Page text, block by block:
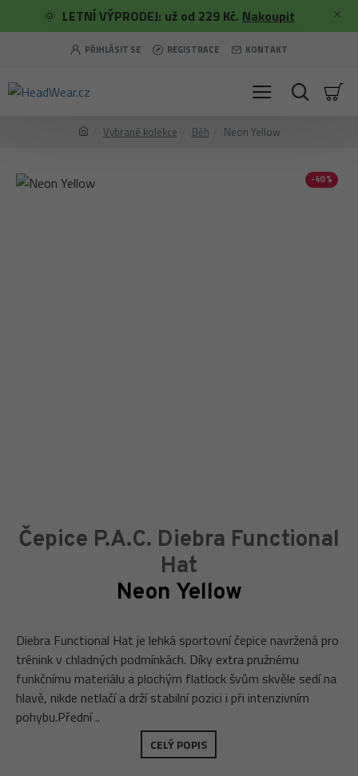
🌞 LETNÍ VÝPRODEJ: už od 229 Kč. Nakoupit
PŘIHLÁSIT SE REGISTRACE KONTAKT
Vybrané kolekce Běh Neon Yellow
-40 %
Čepice P.A.C. Diebra Functional
Hat
Neon Yellow
Diebra Functional Hat je lehká sportovní čepice navržená pro
trénink v chladných podmínkách. Díky extra pružnému
funkčnímu materiálu a plochým flatlock švům skvěle sedí na
hlavě, nikde netlačí a drží stabilní pozici i při intenzivním
pohybu.Přední ..
CELÝ POPIS